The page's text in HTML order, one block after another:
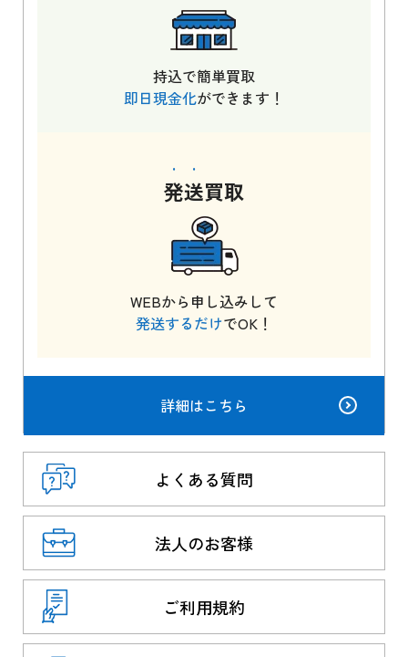
持込で簡単買取
即日現金化ができます！
発送買取
WEBから申し込みして
発送するだけでOK！
詳細はこちら
よくある質問
法人のお客様
ご利用規約